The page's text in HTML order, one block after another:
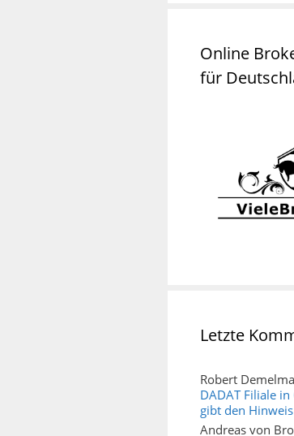
Online
für
Letzte
Robert
DADAT Filiale in
gibt den Hinweis
Andreas von